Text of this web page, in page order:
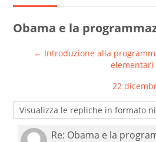
corsi
Obama e la
← Introduzione alla
elementari
22
Re: Obama e la
Numero di risposte: 0